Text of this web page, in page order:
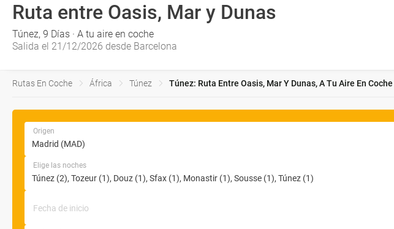
Ruta entre Oasis, Mar y Dunas
Túnez, 9 Días · A tu aire en coche
Salida el 21/12/2026 desde Barcelona
Rutas En Coche África Túnez Túnez: Ruta Entre Oasis, Mar Y Dunas, A Tu Aire En Coche
Origen
Elige las noches
Fecha de inicio